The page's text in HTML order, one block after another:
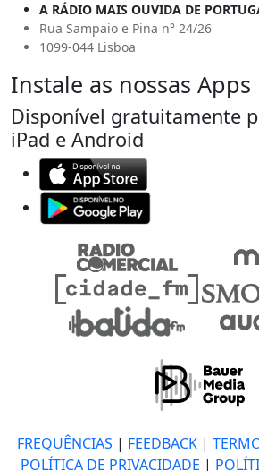
A RÁDIO MAIS OUVIDA DE
Rua Sampaio e Pina n° 24/26
1099-044 Lisboa
Instale as nossas Apps
Disponível gratuitamente
iPad e Android
FREQUÊNCIAS | FEEDBACK|
POLÍTICA DE PRIVACIDADE |